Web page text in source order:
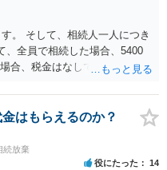
。 そして、相続人一人につき
、全員で相続した場合、5400
合、税金はなしです。 一人が
続する方が税金はお得です。
果、親がすべて相続と決める
課税枠は、全員で相続した540
全部相続すると、母から三人
なります。 そうすると、母が
はもらえるのか？
続放棄
役にたった 14